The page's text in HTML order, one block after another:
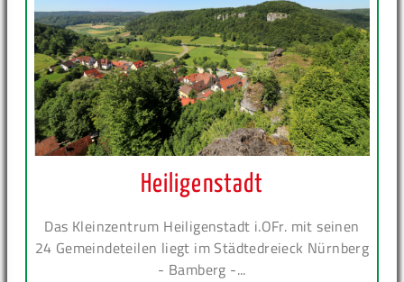
Heiligenstadt
Das Kleinzentrum Heiligenstadt i.OFr. mit seinen
24 Gemeindeteilen liegt im Städtedreieck Nürnberg
- Bamberg -...